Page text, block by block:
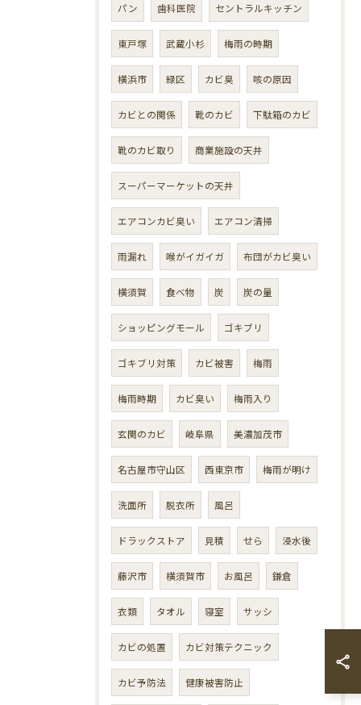
パン 歯科医院 セントラルキッチン
東戸塚 武蔵小杉 梅雨の時期
横浜市 緑区 カビ臭 咳の原因
カビとの関係 靴のカビ 下駄箱のカビ
靴のカビ取り 商業施設の天井
スーパーマーケットの天井
エアコンカビ臭い エアコン清掃
雨漏れ 喉がイガイガ 布団がカビ臭い
横須賀 食べ物 炭 炭の量
ショッピングモール ゴキブリ
ゴキブリ対策 カビ被害 梅雨
梅雨時期 カビ臭い 梅雨入り
玄関のカビ 岐阜県 美濃加茂市
名古屋市守山区 西東京市 梅雨が明け
洗面所 脱衣所 風呂
ドラックストア 見積 せら 浸水後
藤沢市 横須賀市 お風呂 鎌倉
衣類 タオル 寝室 サッシ
カビの処置 カビ対策テクニック
カビ予防法 健康被害防止